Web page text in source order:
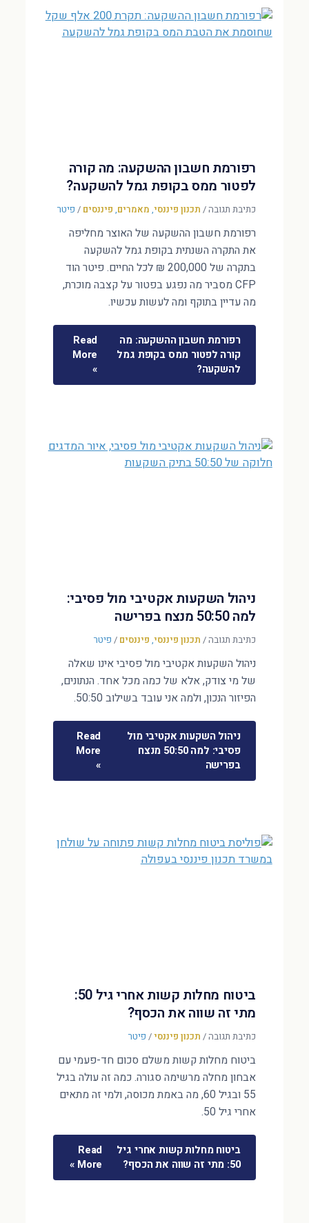
רפורמת חשבון ההשקעה: מה קורה
לפטור ממס בקופת גמל להשקעה?
כתיבת תגובה/ תכנון פיננסי, מאמרים, פיננסים / פיטר
רפורמת חשבון ההשקעה של האוצר מחליפה
את התקרה השנתית בקופת גמל להשקעה
בתקרה של 200,000 ₪ לכל החיים. פיטר הוד
CFP מסביר מה נפגע בפטור על קצבה מוכרת,
מה עדיין בתוקף ומה לעשות עכשיו.
רפורמת חשבון ההשקעה: מה
קורה לפטור ממס בקופת גמל
להשקעה?
Read
More
»
ניהול השקעות אקטיבי מול פסיבי:
למה 50:50 מנצח בפרישה
כתיבת תגובה/ תכנון פיננסי, פיננסים / פיטר
ניהול השקעות אקטיבי מול פסיבי אינו שאלה
של מי צודק, אלא של כמה מכל אחד. הנתונים,
הפיזור הנכון, ולמה אני עובד בשילוב 50:50.
ניהול השקעות אקטיבי מול
פסיבי: למה 50:50 מנצח
בפרישה
Read
More
»
ביטוח מחלות קשות אחרי גיל 50:
מתי זה שווה את הכסף?
כתיבת תגובה/ תכנון פיננסי/ פיטר
ביטוח מחלות קשות משלם סכום חד-פעמי עם
אבחון מחלה מרשימה סגורה. כמה זה עולה בגיל
55 ובגיל 60, מה באמת מכוסה, ולמי זה מתאים
אחרי גיל 50.
ביטוח מחלות קשות אחרי גיל
50: מתי זה שווה את הכסף?
Read
More »